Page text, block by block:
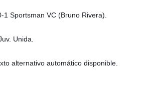
1 Sportsman VC (Bruno Rivera).
Unida.